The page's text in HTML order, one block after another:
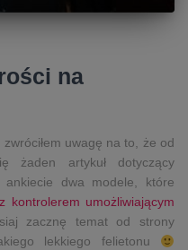
na
uwagę na to, że od
żaden artykuł dotyczący
ankiecie dwa modele, które
kontrolerem umożliwiającym
zacznę temat od strony
lekkiego felietonu